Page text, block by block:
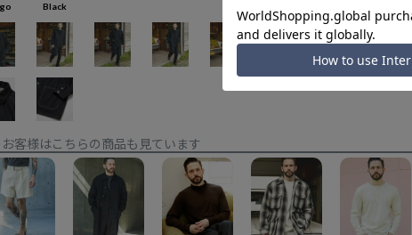
Black
客様はこちらの商品も見ています